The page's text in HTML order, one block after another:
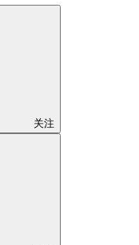
关注